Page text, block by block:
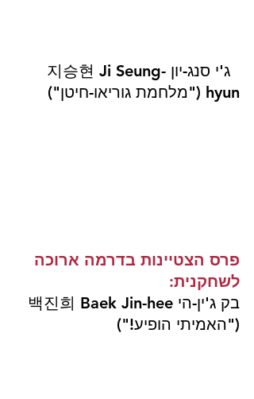
  ג'י סנג-יון 지승현 Ji Seung-
hyun ("מלחמת גוריאו-חיטן")
פרס הצטיינות בדרמה ארוכה
לשחקנית:
("האמיתי הופיע!")